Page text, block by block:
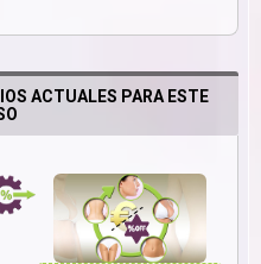
ACTUALES PARA ESTE